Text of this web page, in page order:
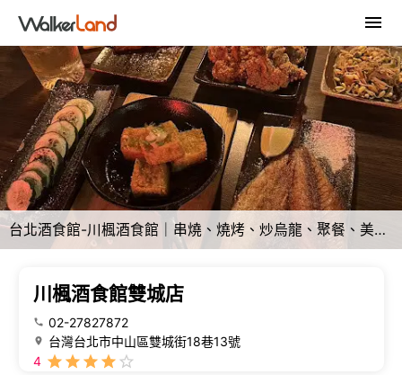
台北酒食館-川楓酒食館｜串燒、燒烤、炒烏龍、聚餐、美酒喝到飽
川楓酒食館雙城店
02-27827872
台灣台北市中山區雙城街18巷13號
4